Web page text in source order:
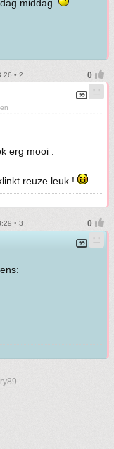
middag.
• 2
erg mooi :
reuze leuk !
• 3